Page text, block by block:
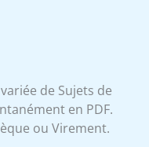
de Sujets de
en PDF.
ou Virement.